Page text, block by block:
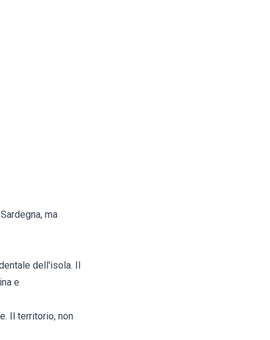
ma
dell'isola. Il
e
Il territorio, non